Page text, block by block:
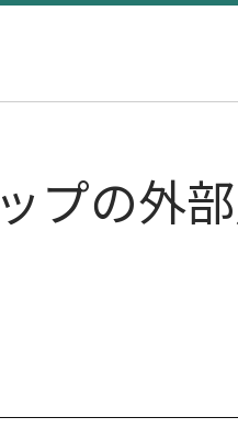
プの外